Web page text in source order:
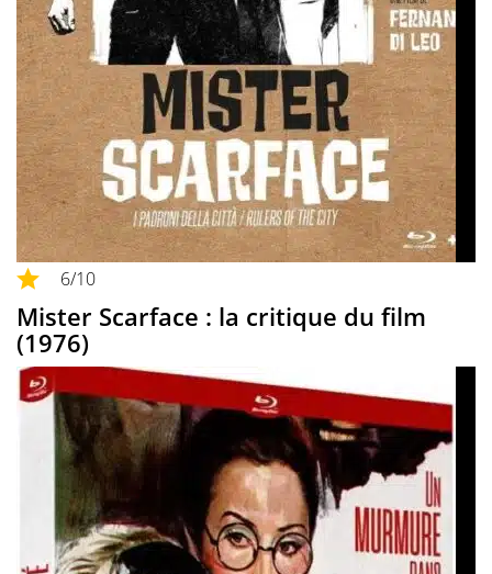
6/10
Mister Scarface : la critique du film
(1976)